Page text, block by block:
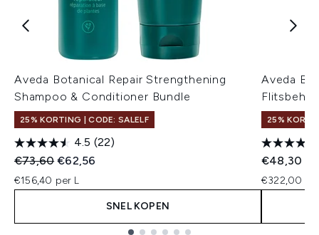
Aveda Botanical Repair Strengthening
Shampoo & Conditioner Bundle
25% KORTING | CODE: SALELF
4.5 (22)
Recommended Retail Price:
€73,60Huidige prijs:
€62,56
€156,40 per L
SNEL KOPEN
Aveda
25%
€48,30
€322,00